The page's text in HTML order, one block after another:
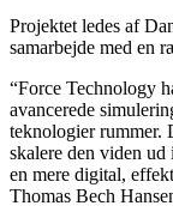
Projektet ledes af
samarbejde med en
“Force Technology
avancerede
teknologier rummer.
skalere den viden ud
en mere digital,
Thomas Bech